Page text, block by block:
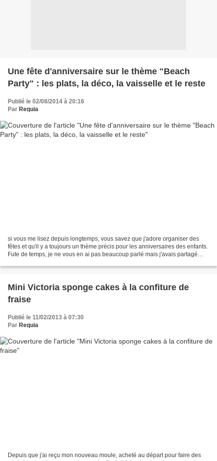
Une fête d'anniversaire sur le thème "Beach
Party" : les plats, la déco, la vaisselle et le reste
Publié le 02/08/2014 à 20:16
Par Requia
si vous me lisez depuis longtemps, vous savez que j'adore organiser des
fêtes et qu'il y a toujours un thème précis pour les anniversaires des enfants.
Fute de temps, je ne vous en ai pas beaucoup parlé mais j'avais partagé
Mini Victoria sponge cakes à la confiture de
fraise
Publié le 11/02/2013 à 07:30
Par Requia
Depuis que j'ai reçu mon nouveau moule, acheté au départ pour faire des